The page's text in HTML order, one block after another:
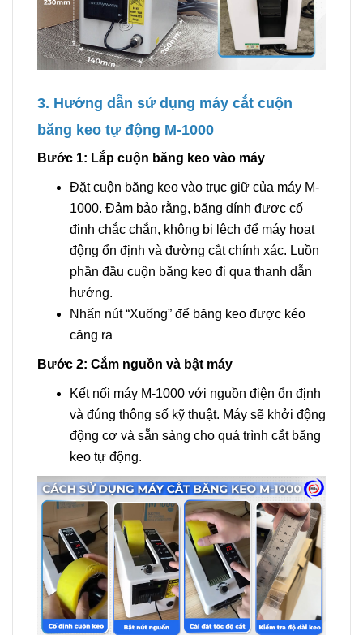
3. Hướng dẫn sử dụng máy cắt cuộn
băng keo tự động M-1000
Bước 1: Lắp cuộn băng keo vào máy
Đặt cuộn băng keo vào trục giữ của máy M-
1000. Đảm bảo rằng, băng dính được cố
định chắc chắn, không bị lệch để máy hoạt
động ổn định và đường cắt chính xác. Luồn
phần đầu cuộn băng keo đi qua thanh dẫn
hướng.
Nhấn nút “Xuống” để băng keo được kéo
căng ra
Bước 2: Cắm nguồn và bật máy
Kết nối máy M-1000 với nguồn điện ổn định
và đúng thông số kỹ thuật. Máy sẽ khởi động
động cơ và sẵn sàng cho quá trình cắt băng
keo tự động.